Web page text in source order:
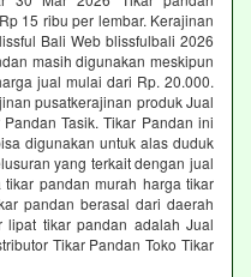
15 ribu per lembar. Kerajinan
Bali Web blissfulbali 2026
masih digunakan meskipun
jual mulai dari Rp. 20.000.
pusatkerajinan produk Jual
Tasik. Tikar Pandan ini
digunakan untuk alas duduk
yang terkait dengan jual
pandan murah harga tikar
pandan berasal dari daerah
lipat tikar pandan adalah Jual
Tikar Pandan Toko Tikar